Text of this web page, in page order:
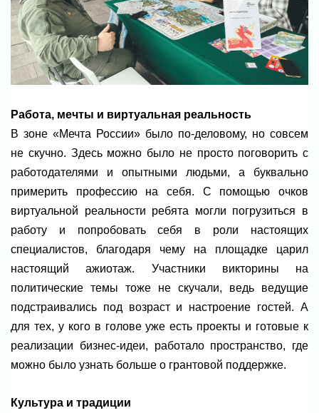
Работа, мечты и виртуальная реальность
В зоне «Мечта России» было по-деловому, но совсем
не скучно. Здесь можно было не просто поговорить с
работодателями и опытными людьми, а буквально
примерить профессию на себя. С помощью очков
виртуальной реальности ребята могли погрузиться в
работу и попробовать себя в роли настоящих
специалистов, благодаря чему на площадке царил
настоящий ажиотаж. Участники викторины на
политические темы тоже не скучали, ведь ведущие
подстраивались под возраст и настроение гостей. А
для тех, у кого в голове уже есть проекты и готовые к
реализации бизнес-идеи, работало пространство, где
можно было узнать больше о грантовой поддержке.
Культура и традиции